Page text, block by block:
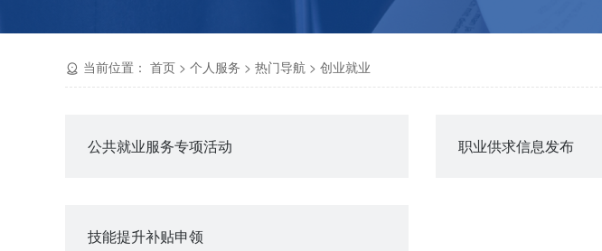
当前位置： 首页 > 个人服务 > 热门导航 > 创业就业
公共就业服务专项活动 职业供求信息发布
技能提升补贴申领